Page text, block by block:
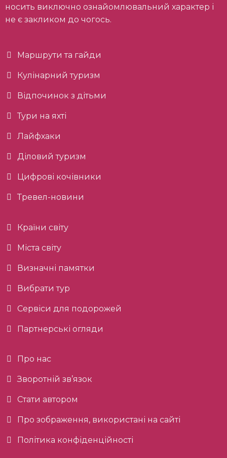
носить виключно ознайомлювальний характер і
не є закликом до чогось.
Маршрути та гайди
Кулінарний туризм
Відпочинок з дітьми
Тури на яхті
Лайфхаки
Діловий туризм
Цифрові кочівники
Тревел-новини
Країни світу
Міста світу
Визначні памятки
Вибрати тур
Сервіси для подорожей
Партнерські огляди
Про нас
Зворотній зв’язок
Стати автором
Про зображення, використані на сайті
Політика конфіденційності